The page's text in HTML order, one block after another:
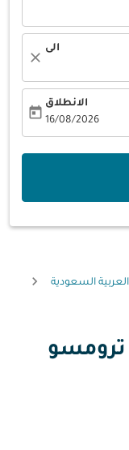
الى
close
الانطلاق
16/08/2026
today
السعودية
ترومسو
التفاعل مع